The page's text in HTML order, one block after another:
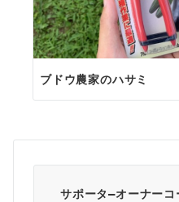
ブドウ農家のハサミ
サポータ―オーナー